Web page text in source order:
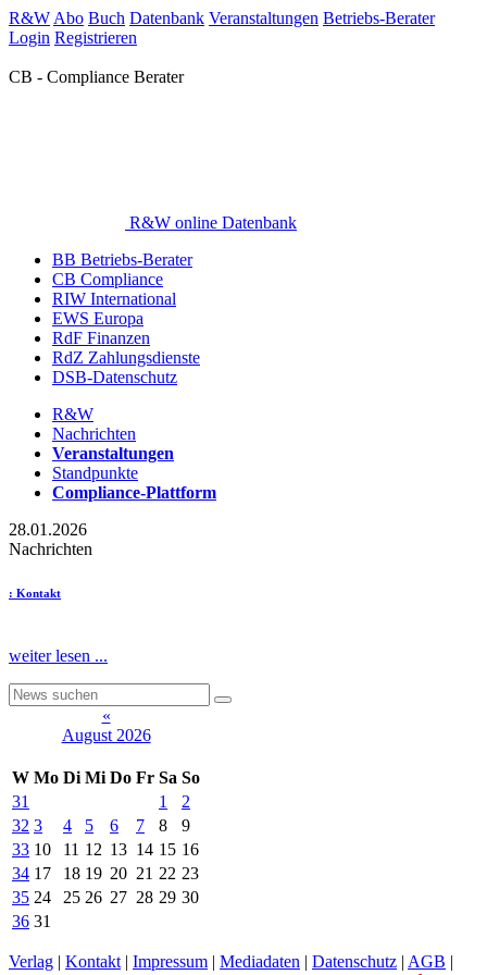
R&W Abo Buch Datenbank Veranstaltungen Betriebs-Berater
Login Registrieren
CB - Compliance Berater
R&W online Datenbank
BB Betriebs-Berater
CB Compliance
RIW International
EWS Europa
RdF Finanzen
RdZ Zahlungsdienste
DSB-Datenschutz
R&W
Nachrichten
Veranstaltungen
Standpunkte
Compliance-Plattform
28.01.2026
Nachrichten
: Kontakt
weiter lesen ...
«
August 2026
W Mo Di Mi Do Fr Sa So
31
1
2
32 3 4 5 6 7 8
9
33 10 11 12 13 14 15 16
34 17 18 19 20 21 22 23
35 24 25 26 27 28 29 30
36 31
Verlag | Kontakt | Impressum | Mediadaten | Datenschutz | AGB |